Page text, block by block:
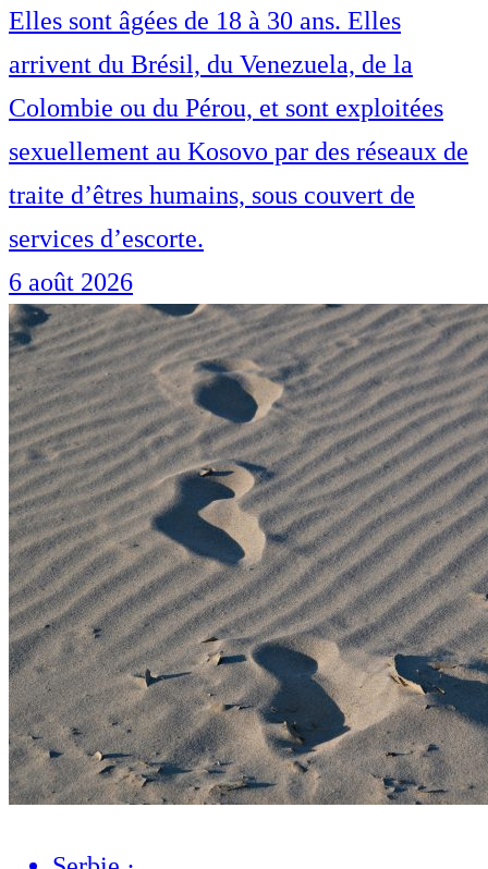
Elles sont âgées de 18 à 30 ans. Elles
arrivent du Brésil, du Venezuela, de la
Colombie ou du Pérou, et sont exploitées
sexuellement au Kosovo par des réseaux de
traite d’êtres humains, sous couvert de
services d’escorte.
6 août 2026